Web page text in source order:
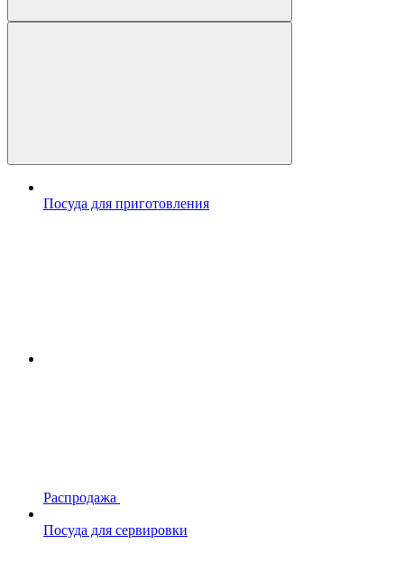
Посуда для приготовления
Распродажа
Посуда для сервировки